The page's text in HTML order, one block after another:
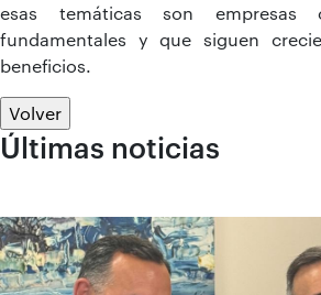
esas temáticas son empresas
fundamentales y que siguen
beneficios.
Volver
Últimas noticias